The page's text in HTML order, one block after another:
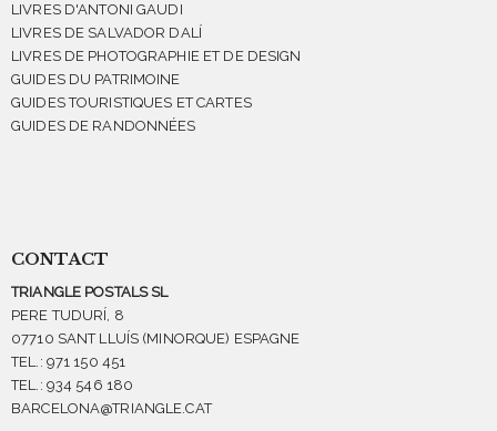
LIVRES D'ANTONI GAUDI
LIVRES DE SALVADOR DALÍ
LIVRES DE PHOTOGRAPHIE ET DE DESIGN
GUIDES DU PATRIMOINE
GUIDES TOURISTIQUES ET CARTES
GUIDES DE RANDONNÉES
CONTACT
TRIANGLE POSTALS SL
PERE TUDURÍ, 8
07710 SANT LLUÍS (MINORQUE) ESPAGNE
TEL.: 971 150 451
TEL.: 934 546 180
BARCELONA@TRIANGLE.CAT